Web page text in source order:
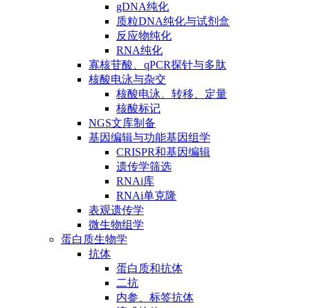
gDNA纯化
质粒DNA纯化与试剂盒
反应物纯化
RNA纯化
寡核苷酸、qPCR探针与多肽
核酸电泳与杂交
核酸电泳、转移、定量
核酸标记
NGS文库制备
基因编辑与功能基因组学
CRISPR和基因编辑
遗传学筛选
RNAi库
RNAi单克隆
表观遗传学
微生物组学
蛋白质生物学
抗体
蛋白质和抗体
二抗
内参、标签抗体